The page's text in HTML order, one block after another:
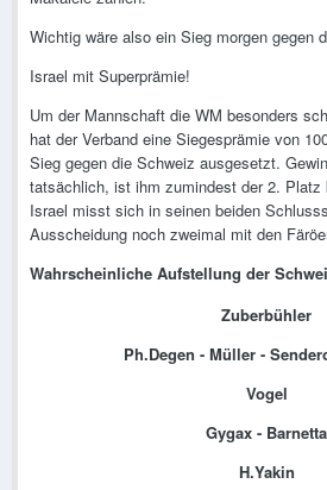
Wichtig wäre also ein Sieg morgen gegen
Israel mit Superprämie!
Um der Mannschaft die WM besonders
hat der Verband eine Siegesprämie von
Sieg gegen die Schweiz ausgesetzt.
tatsächlich, ist ihm zumindest der 2. Platz
Israel misst sich in seinen beiden
Ausscheidung noch zweimal mit den
Wahrscheinliche Aufstellung der
Zuberbühler
Ph.Degen - Müller -
Vogel
Gygax - Barnetta
H.Yakin